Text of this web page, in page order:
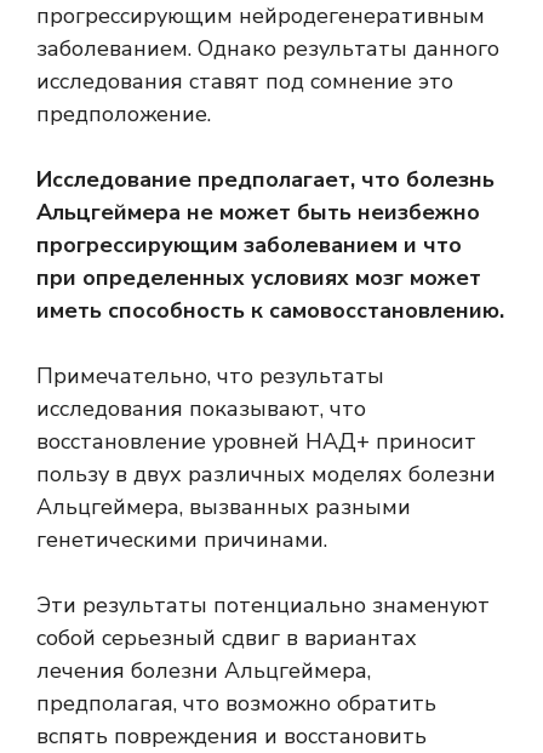
прогрессирующим нейродегенеративным
заболеванием. Однако результаты данного
исследования ставят под сомнение это
предположение.
Исследование предполагает, что болезнь
Альцгеймера не может быть неизбежно
прогрессирующим заболеванием и что
при определенных условиях мозг может
иметь способность к самовосстановлению.
Примечательно, что результаты
исследования показывают, что
восстановление уровней НАД+ приносит
пользу в двух различных моделях болезни
Альцгеймера, вызванных разными
генетическими причинами.
Эти результаты потенциально знаменуют
собой серьезный сдвиг в вариантах
лечения болезни Альцгеймера,
предполагая, что возможно обратить
вспять повреждения и восстановить